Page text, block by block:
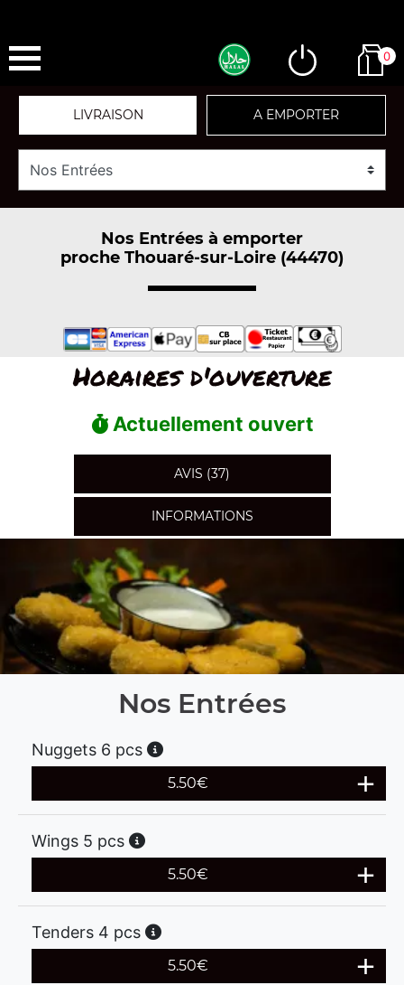
0
LIVRAISON A EMPORTER
Nos Entrées à emporter
proche Thouaré-sur-Loire (44470)
Horaires d'ouverture
Actuellement ouvert
AVIS (37)
INFORMATIONS
Nos Entrées
Nuggets 6 pcs
5.50€
Wings 5 pcs
5.50€
Tenders 4 pcs
5.50€